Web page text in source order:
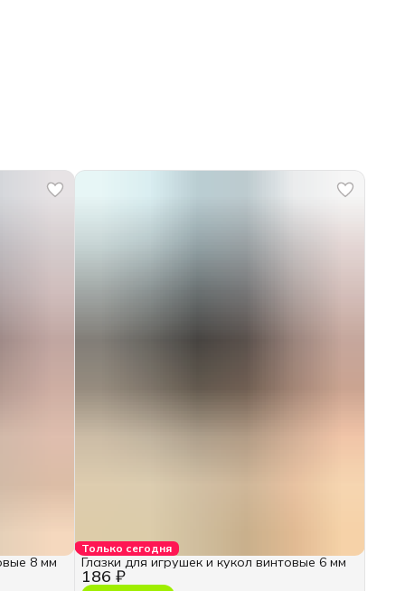
8 мм
Только сегодня
186 ₽
Глазки для игрушек и кукол винтовые 6 мм